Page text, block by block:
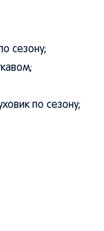
сезону;
по сезону;